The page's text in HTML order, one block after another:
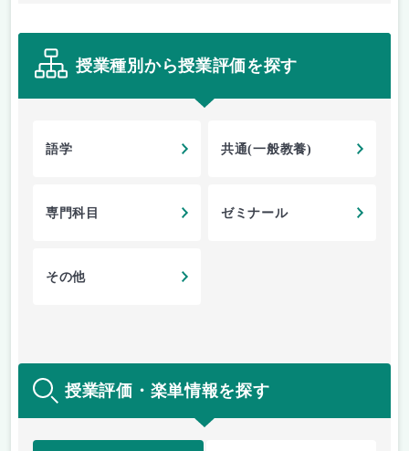
授業種別から授業評価を探す
語学 共通(一般教養)
専門科目 ゼミナール
その他
授業評価・楽単情報を探す